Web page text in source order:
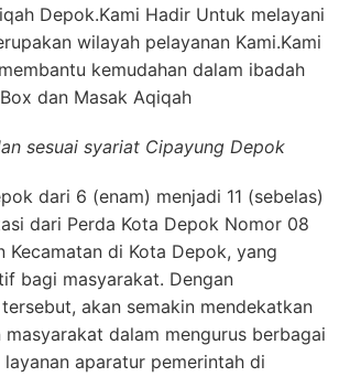
Depok.Kami Hadir Untuk melayani
wilayah pelayanan Kami.Kami
kemudahan dalam ibadah
dan Masak Aqiqah
sesuai syariat Cipayung Depok
dari 6 (enam) menjadi 11 (sebelas)
dari Perda Kota Depok Nomor 08
Kecamatan di Kota Depok, yang
bagi masyarakat. Dengan
akan semakin mendekatkan
dalam mengurus berbagai
aparatur pemerintah di